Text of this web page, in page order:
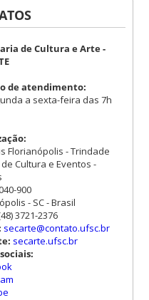
de Cultura e Arte -
de atendimento:
a sexta-feira das 7h
Florianópolis - Trindade
Cultura e Eventos -
900
- SC - Brasil
3721-2376
secarte@contato.ufsc.br
secarte.ufsc.br